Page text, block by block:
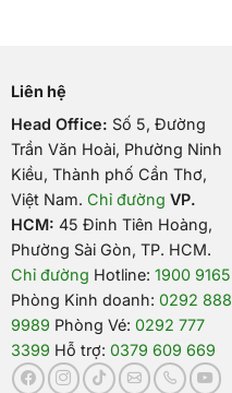
Liên hệ
Head Office: Số 5, Đường
Trần Văn Hoài, Phường Ninh
Kiều, Thành phố Cần Thơ,
Việt Nam. Chỉ đường VP.
HCM: 45 Đinh Tiên Hoàng,
Phường Sài Gòn, TP. HCM.
Chỉ đường Hotline: 1900 9165
Phòng Kinh doanh: 0292 888
9989 Phòng Vé: 0292 777
3399 Hỗ trợ: 0379 609 669